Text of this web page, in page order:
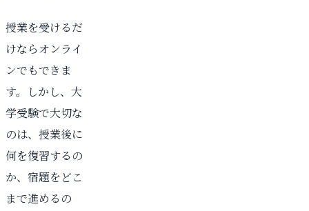
授業を受けるだ
けならオンライ
ンでもできま
す。しかし、大
学受験で大切な
のは、授業後に
何を復習するの
か、宿題をどこ
まで進めるの